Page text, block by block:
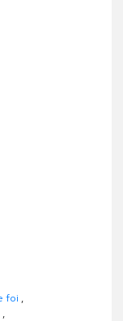
foi ,
,